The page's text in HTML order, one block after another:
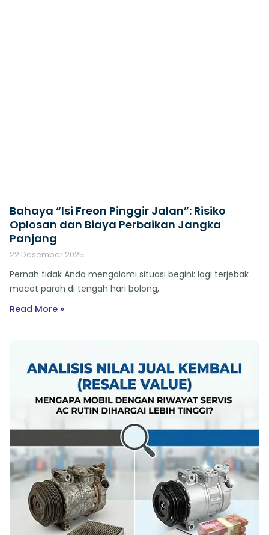
Bahaya “Isi Freon Pinggir Jalan”: Risiko
Oplosan dan Biaya Perbaikan Jangka
Panjang
22 Desember 2025
Pernah tidak Anda mengalami situasi begini: lagi terjebak
macet parah di tengah hari bolong,
Read More »